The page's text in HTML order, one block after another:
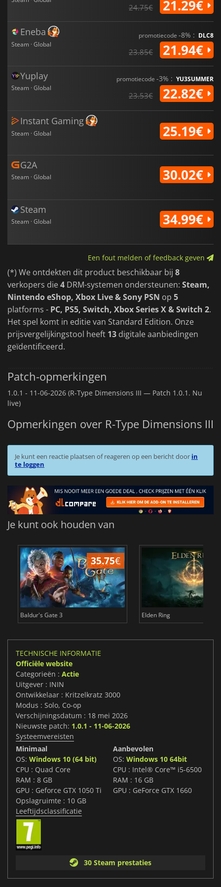
24.75€ 21.29€
Eneba
Steam · Global
promotiecode -8% : DLC8
23.85€ 21.94€
Yuplay
Steam · Global
promotiecode -3% : YU3SUMMER
23.53€ 22.82€
Instant Gaming
Steam · Global 25.19€
G2A
Steam · Global 30.02€
Steam
Steam · Global 34.99€
Een fout melden of feedback geven
(*) We ontdekten dit product beschikbaar bij 8
verkopers die4 DRM-systemen ondersteunen: Steam,
Nintendo eShop, Xbox Live & Sony PSN op 5
platforms - PC, PS5, Switch, Xbox Series X & Switch 2.
Het spel komt in editie van Standard Edition. Onze
prijsvergelijkingstool heeft 13 digitale aanbiedingen
geïdentificeerd.
Patch-opmerkingen
1.0.1 - 11-06-2026 (R-Type Dimensions III — Patch 1.0.1. Nu
live)
Opmerkingen over R-Type Dimensions III
Je kunt een reactie plaatsen of reageren op een bericht door in
te loggen
Je kunt ook houden van
35.75€
Baldur's Gate 3 Elden Ring
TECHNISCHE INFORMATIE
Officiële website
Categorieën : Actie
Uitgever : ININ
Ontwikkelaar : Kritzelkratz 3000
Modus : Solo, Co-op
Verschijningsdatum : 18 mei 2026
Nieuwste patch: 1.0.1 - 11-06-2026
Systeemvereisten
Minimaal
OS: Windows 10 (64 bit)
CPU : Quad Core
RAM : 8 GB
GPU : Geforce GTX 1050 Ti
Opslagruimte : 10 GB
Aanbevolen
OS: Windows 10 64bit
CPU : Intel® Core™ i5-6500
RAM : 16 GB
GPU : GeForce GTX 1660
Leeftijdsclassificatie
30 Steam prestaties